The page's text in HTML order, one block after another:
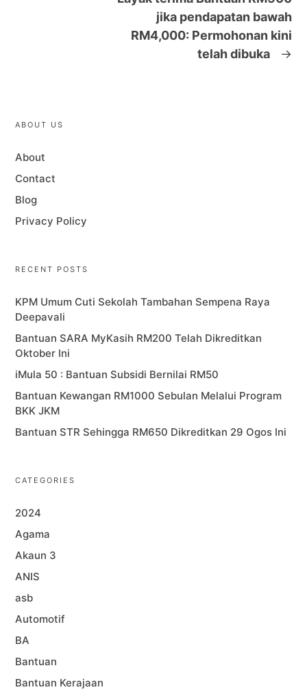
jika pendapatan bawah
RM4,000: Permohonan kini
telah dibuka
→
ABOUT US
About
Contact
Blog
Privacy Policy
RECENT POSTS
KPM Umum Cuti Sekolah Tambahan Sempena Raya
Deepavali
Bantuan SARA MyKasih RM200 Telah Dikreditkan
Oktober Ini
iMula 50 : Bantuan Subsidi Bernilai RM50
Bantuan Kewangan RM1000 Sebulan Melalui Program
BKK JKM
Bantuan STR Sehingga RM650 Dikreditkan 29 Ogos Ini
CATEGORIES
2024
Agama
Akaun 3
ANIS
asb
Automotif
BA
Bantuan
Bantuan Kerajaan